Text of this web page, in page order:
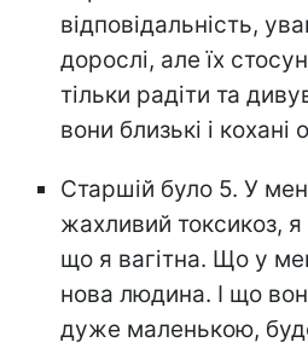
відповідальність,
дорослі, але їх
тільки радіти та
вони близькі і
Старшій було 5. У
жахливий токсикоз, я
що я вагітна. Що у
нова людина. І що
дуже маленькою,